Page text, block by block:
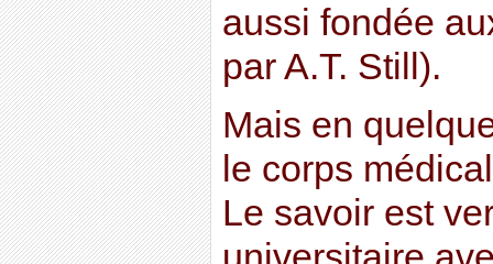
aussi fondée
par A.T. Still).
Mais en
le corps
Le savoir est